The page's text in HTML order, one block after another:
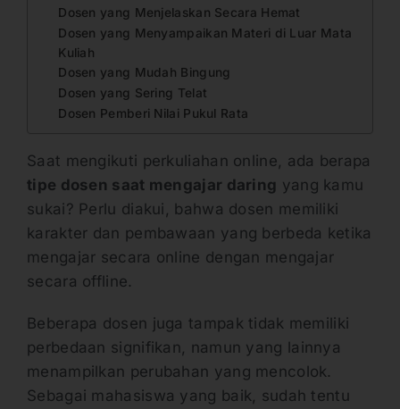
Dosen yang Menjelaskan Secara Hemat
Dosen yang Menyampaikan Materi di Luar Mata
Kuliah
Dosen yang Mudah Bingung
Dosen yang Sering Telat
Dosen Pemberi Nilai Pukul Rata
Saat mengikuti perkuliahan online, ada berapa
tipe dosen saat mengajar daring yang kamu
sukai? Perlu diakui, bahwa dosen memiliki
karakter dan pembawaan yang berbeda ketika
mengajar secara online dengan mengajar
secara offline.
Beberapa dosen juga tampak tidak memiliki
perbedaan signifikan, namun yang lainnya
menampilkan perubahan yang mencolok.
Sebagai mahasiswa yang baik, sudah tentu